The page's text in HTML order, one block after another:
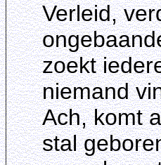
Verleid,
zoekt
niemand
Ach, komt
stal